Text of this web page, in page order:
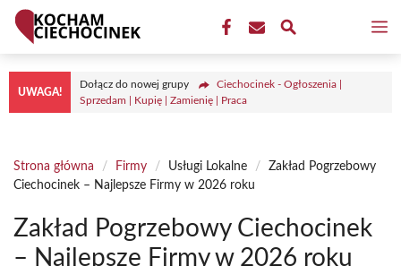
Przejdź
treści
UWAGA!
Dołącz do nowej grupy
Ciechocinek - Ogłoszenia |
Sprzedam | Kupię | Zamienię | Praca
Strona główna / Firmy / Usługi Lokalne /
Zakład Pogrzebowy
Ciechocinek – Najlepsze Firmy w 2026 roku
Zakład Pogrzebowy Ciechocinek
– Najlepsze Firmy w 2026 roku